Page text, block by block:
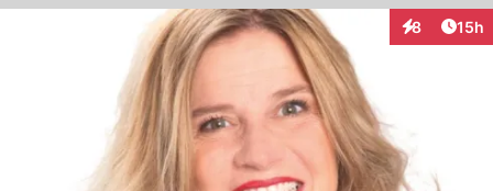
8
Interaktionen
15h